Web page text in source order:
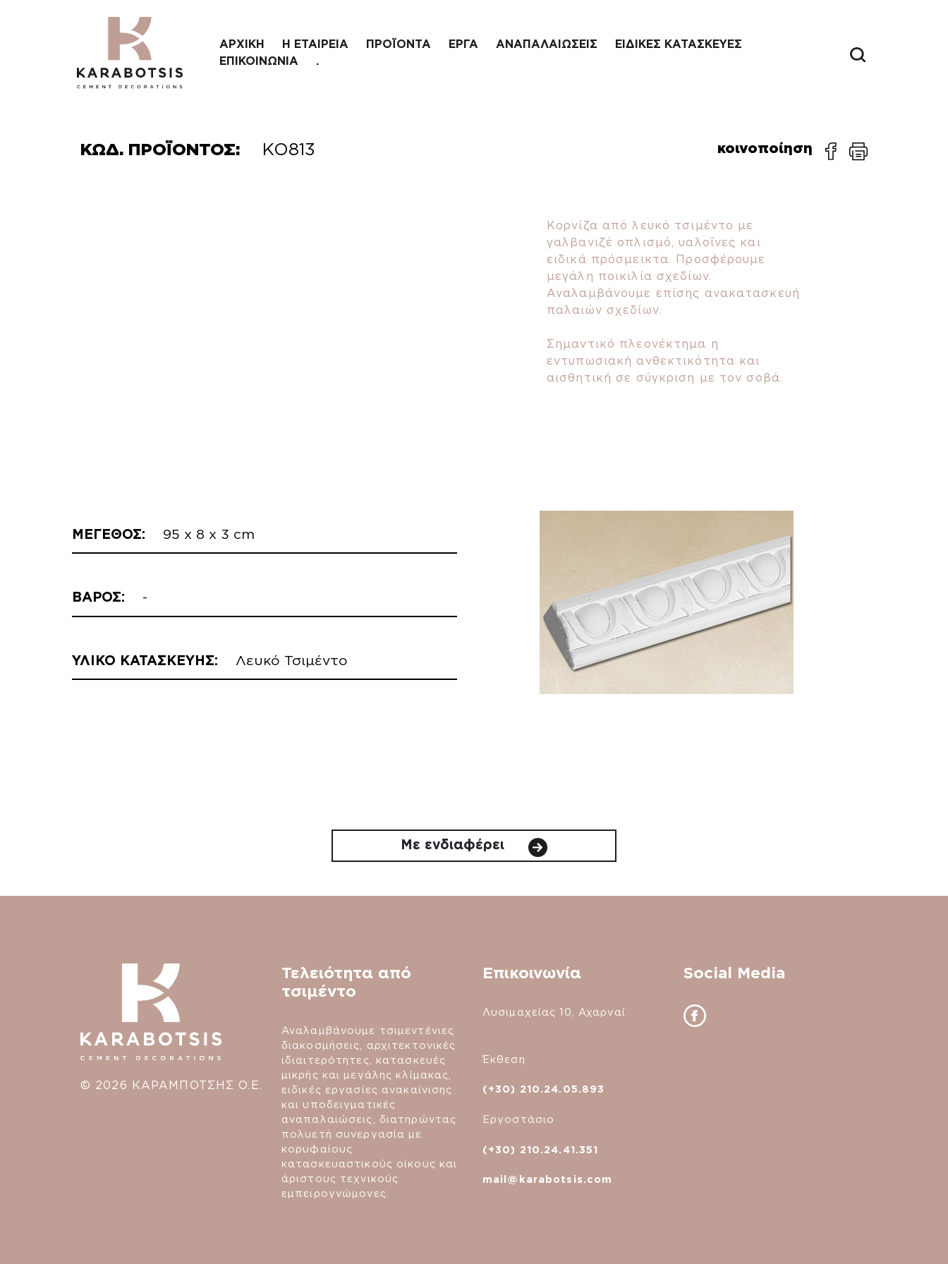
ΑΡΧΙΚΗ Η ΕΤΑΙΡΕΙΑ ΠΡΟΪΟΝΤΑ ΕΡΓΑ ΑΝΑΠΑΛΑΙΩΣΕΙΣ
ΕΙΔΙΚΕΣ ΚΑΤΑΣΚΕΥΕΣ
ΕΠΙΚΟΙΝΩΝΙΑ
.
ΚΩΔ. ΠΡΟΪΟΝΤΟΣ: ΚΟ813 κοινοποίηση
Κορνίζα από λευκό τσιμέντο με
γαλβανιζέ οπλισμό, υαλοΐνες και
ειδικά πρόσμεικτα. Προσφέρουμε
μεγάλη ποικιλία σχεδίων.
Αναλαμβάνουμε επίσης ανακατασκευή
παλαιών σχεδίων.
Σημαντικό πλεονέκτημα η
εντυπωσιακή ανθεκτικότητα και
αισθητική σε σύγκριση με τον σοβά.
ΜΕΓΕΘΟΣ: 95 x 8 x 3 cm
ΒΑΡΟΣ: -
ΥΛΙΚΟ ΚΑΤΑΣΚΕΥΗΣ: Λευκό Τσιμέντο
Με ενδιαφέρει
© 2026 ΚΑΡΑΜΠΟΤΣΗΣ Ο.Ε.
Τελειότητα από
τσιμέντο
Αναλαμβάνουμε τσιμεντένιες
διακοσμήσεις, αρχιτεκτονικές
ιδιαιτερότητες, κατασκευές
μικρής και μεγάλης κλίμακας,
ειδικές εργασίες ανακαίνισης
και υποδειγματικές
αναπαλαιώσεις, διατηρώντας
πολυετή συνεργασία με
κορυφαίους
κατασκευαστικούς οίκους και
άριστους τεχνικούς
εμπειρογνώμονες.
Επικοινωνία
Λυσιμαχείας 10, Αχαρναί
Έκθεση
(+30) 210.24.05.893
Εργοστάσιο
(+30) 210.24.41.351
mail@karabotsis.com
Social Media